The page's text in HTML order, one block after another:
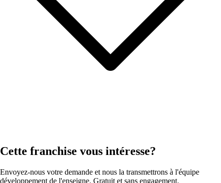
Cette franchise vous intéresse?
Envoyez-nous votre demande et nous la transmettrons à l'équipe
développement de l'enseigne. Gratuit et sans engagement.